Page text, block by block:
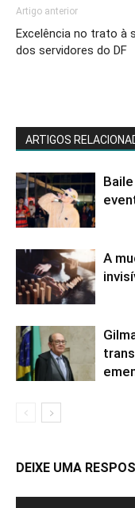
Artigo anterior
Excelência no trato à
dos servidores do DF
ARTIGOS
A
DEIXE UMA